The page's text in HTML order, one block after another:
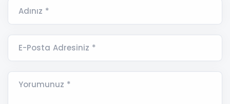
Adınız *
E-Posta Adresiniz *
Yorumunuz *